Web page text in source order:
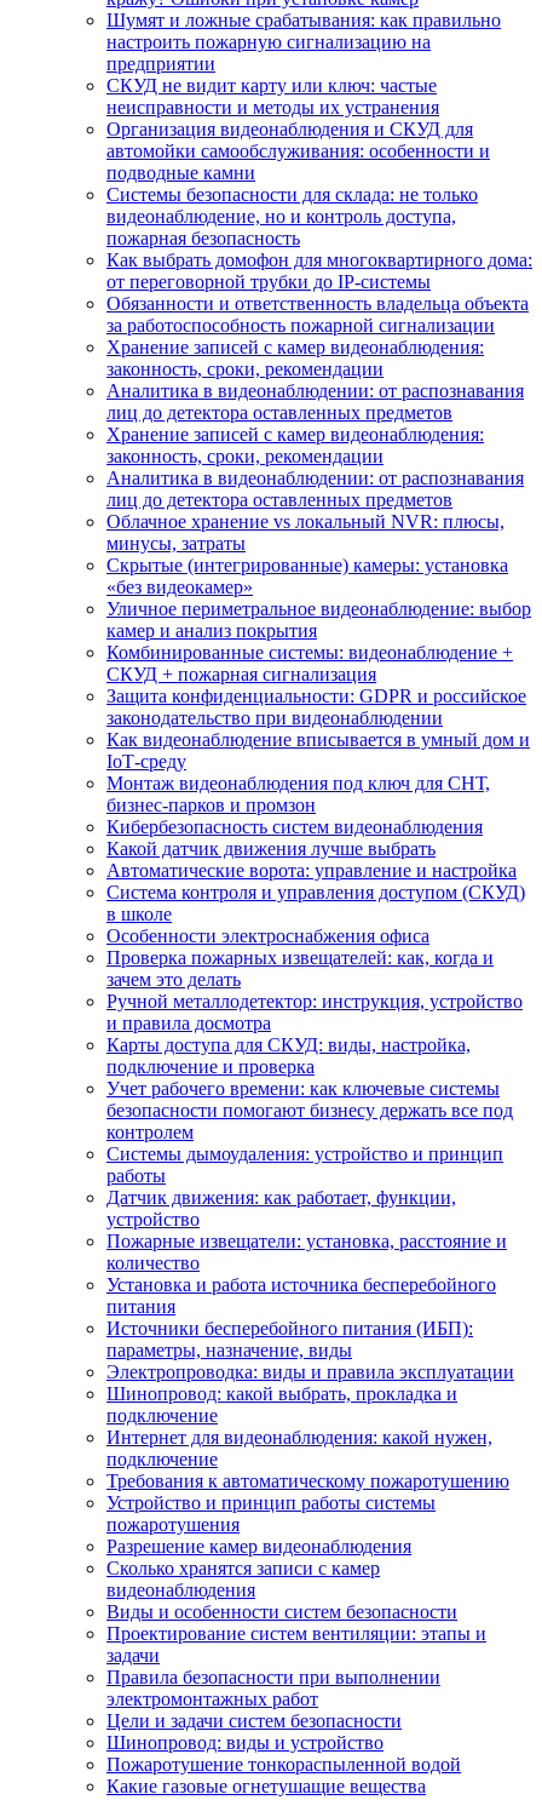
Шумят и ложные срабатывания: как правильно
настроить пожарную сигнализацию на
предприятии
СКУД не видит карту или ключ: частые
неисправности и методы их устранения
Организация видеонаблюдения и СКУД для
автомойки самообслуживания: особенности и
подводные камни
Системы безопасности для склада: не только
видеонаблюдение, но и контроль доступа,
пожарная безопасность
Как выбрать домофон для многоквартирного дома:
от переговорной трубки до IP-системы
Обязанности и ответственность владельца объекта
за работоспособность пожарной сигнализации
Хранение записей с камер видеонаблюдения:
законность, сроки, рекомендации
Аналитика в видеонаблюдении: от распознавания
лиц до детектора оставленных предметов
Хранение записей с камер видеонаблюдения:
законность, сроки, рекомендации
Аналитика в видеонаблюдении: от распознавания
лиц до детектора оставленных предметов
Облачное хранение vs локальный NVR: плюсы,
минусы, затраты
Скрытые (интегрированные) камеры: установка
«без видеокамер»
Уличное периметральное видеонаблюдение: выбор
камер и анализ покрытия
Комбинированные системы: видеонаблюдение +
СКУД + пожарная сигнализация
Защита конфиденциальности: GDPR и российское
законодательство при видеонаблюдении
Как видеонаблюдение вписывается в умный дом и
IoT‑среду
Монтаж видеонаблюдения под ключ для СНТ,
бизнес‑парков и промзон
Кибербезопасность систем видеонаблюдения
Какой датчик движения лучше выбрать
Автоматические ворота: управление и настройка
Система контроля и управления доступом (СКУД)
в школе
Особенности электроснабжения офиса
Проверка пожарных извещателей: как, когда и
зачем это делать
Ручной металлодетектор: инструкция, устройство
и правила досмотра
Карты доступа для СКУД: виды, настройка,
подключение и проверка
Учет рабочего времени: как ключевые системы
безопасности помогают бизнесу держать все под
контролем
Системы дымоудаления: устройство и принцип
работы
Датчик движения: как работает, функции,
устройство
Пожарные извещатели: установка, расстояние и
количество
Установка и работа источника бесперебойного
питания
Источники бесперебойного питания (ИБП):
параметры, назначение, виды
Электропроводка: виды и правила эксплуатации
Шинопровод: какой выбрать, прокладка и
подключение
Интернет для видеонаблюдения: какой нужен,
подключение
Требования к автоматическому пожаротушению
Устройство и принцип работы системы
пожаротушения
Разрешение камер видеонаблюдения
Сколько хранятся записи с камер
видеонаблюдения
Виды и особенности систем безопасности
Проектирование систем вентиляции: этапы и
задачи
Правила безопасности при выполнении
электромонтажных работ
Цели и задачи систем безопасности
Шинопровод: виды и устройство
Пожаротушение тонкораспыленной водой
Какие газовые огнетушащие вещества